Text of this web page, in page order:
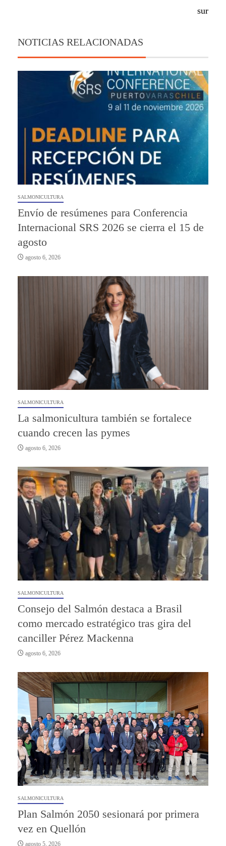
sur
NOTICIAS RELACIONADAS
SALMONICULTURA
Envío de resúmenes para Conferencia
Internacional SRS 2026 se cierra el 15 de
agosto
agosto 6, 2026
SALMONICULTURA
La salmonicultura también se fortalece
cuando crecen las pymes
agosto 6, 2026
SALMONICULTURA
Consejo del Salmón destaca a Brasil
como mercado estratégico tras gira del
canciller Pérez Mackenna
agosto 6, 2026
SALMONICULTURA
Plan Salmón 2050 sesionará por primera
vez en Quellón
agosto 5, 2026